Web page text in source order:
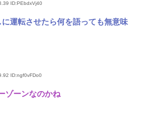
ID:PEbdxVj40
に運転させたら何を語っても無意味
ID:ngf0vFDo0
ゾーンなのかね